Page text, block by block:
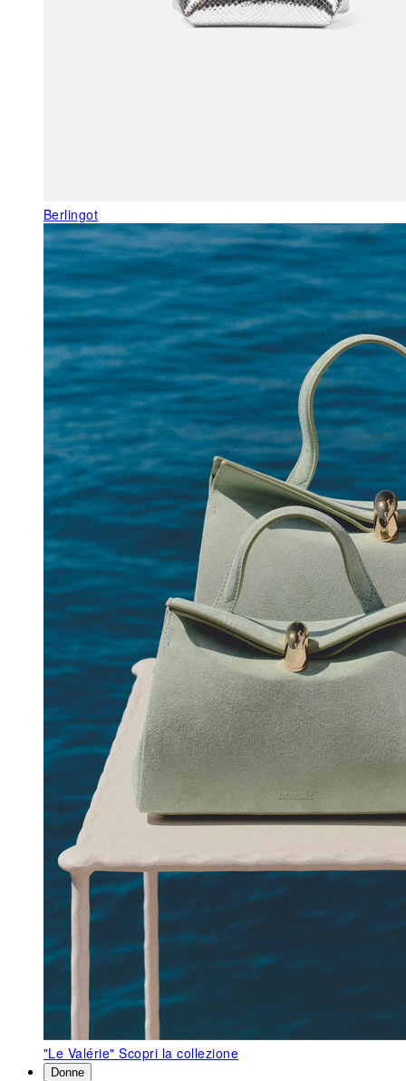
Berlingot
"Le Valérie"Scopri la collezione
Donne